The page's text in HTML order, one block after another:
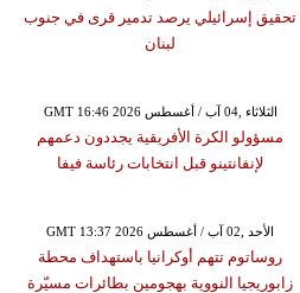
تحقيق إسرائيلي يرصد تدمير قرى في جنوب
لبنان
GMT 16:46 2026 الثلاثاء ,04 آب / أغسطس
مسؤولو الكرة الأفريقية يجددون دعمهم
لإنفانتينو قبل انتخابات رئاسة فيفا
GMT 13:37 2026 الأحد ,02 آب / أغسطس
روساتوم تتهم أوكرانيا باستهداف محطة
زابوريجيا النووية بهجومين بطائرات مسيّرة